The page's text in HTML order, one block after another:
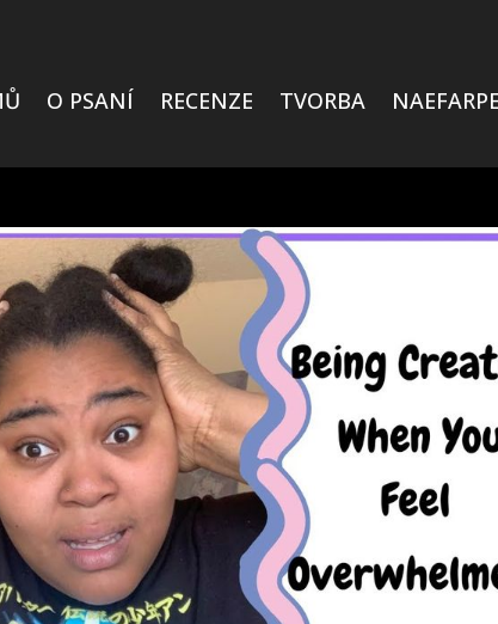
O PSANÍ RECENZE TVORBA